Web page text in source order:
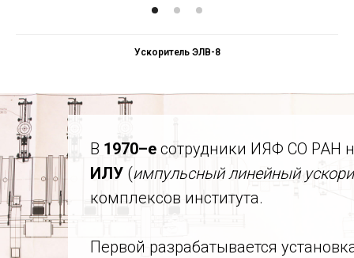
Ускоритель ЭЛВ-8
В 1970–е сотрудники ИЯФ СО РАН
ИЛУ (импульсный линейный
комплексов института.
Первой разрабатывается